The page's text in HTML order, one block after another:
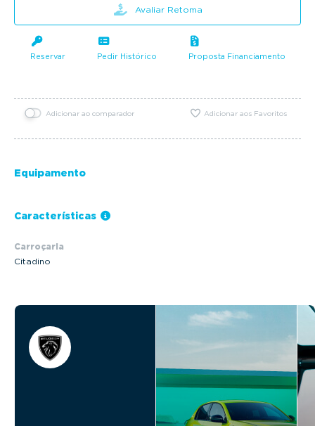
Avaliar Retoma
Reservar Pedir Histórico Proposta Financiamento
Adicionar ao comparador Adicionar aos Favoritos
Equipamento
Características
Carroçaria
Citadino